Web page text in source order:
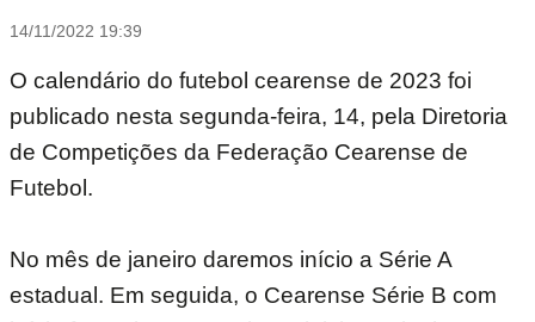
14/11/2022 19:39
O calendário do futebol cearense de 2023 foi
publicado nesta segunda-feira, 14, pela Diretoria
de Competições da Federação Cearense de
Futebol.
No mês de janeiro daremos início a Série A
estadual. Em seguida, o Cearense Série B com